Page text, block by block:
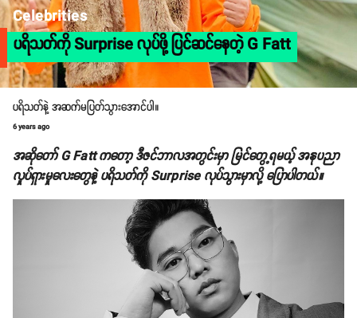
Celebrities
ပရိသတ်ကို Surprise လုပ်ဖို့ ပြင်ဆင်နေတဲ့ G Fatt
ပရိသတ်နဲ့ အဆက်မပြတ်သွားအောင်ပါ။
6 years ago
အဆိုတော် G Fatt ကတော့ ဒီဇင်ဘာလအတွင်းမှာ မြင်တွေ့ရမယ့် အနုပညာ
လှုပ်ရှားမှုလေးတွေနဲ့ ပရိသတ်ကို Surprise လုပ်သွားမှာလို့ ပြောပါတယ်။